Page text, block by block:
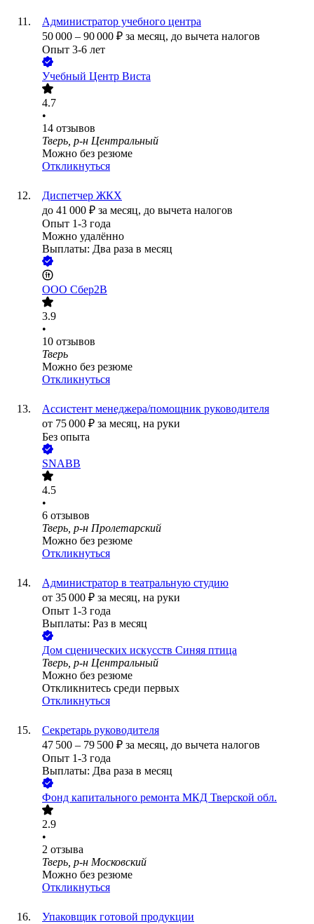
Администратор учебного центра
50 000 – 90 000 ₽ за месяц, до вычета налогов
Опыт 3-6 лет
Учебный Центр Виста
4.7
•
14 отзывов
Тверь, р-н Центральный
Можно без резюме
Откликнуться
Диспетчер ЖКХ
до 41 000 ₽ за месяц, до вычета налогов
Опыт 1-3 года
Можно удалённо
Выплаты: Два раза в месяц
ООО Сбер2B
3.9
•
10 отзывов
Тверь
Можно без резюме
Откликнуться
Ассистент менеджера/помощник руководителя
от 75 000 ₽ за месяц, на руки
Без опыта
SNABB
4.5
•
6 отзывов
Тверь, р-н Пролетарский
Можно без резюме
Откликнуться
Администратор в театральную студию
от 35 000 ₽ за месяц, на руки
Опыт 1-3 года
Выплаты: Раз в месяц
Дом сценических искусств Синяя птица
Тверь, р-н Центральный
Можно без резюме
Откликнитесь среди первых
Откликнуться
Секретарь руководителя
47 500 – 79 500 ₽ за месяц, до вычета налогов
Опыт 1-3 года
Выплаты: Два раза в месяц
Фонд капитального ремонта МКД Тверской обл.
2.9
•
2 отзыва
Тверь, р-н Московский
Можно без резюме
Откликнуться
Упаковщик готовой продукции